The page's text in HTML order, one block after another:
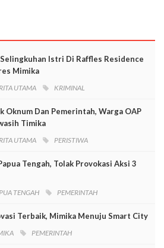
Istri Di Raffles Residence
Mimika
UTAMA KRIMINAL
Oknum Dan Pemerintah, Warga OAP
Timika
UTAMA PERISTIWA
Tengah, Tolak Provokasi Aksi 3
TENGAH PEMERINTAH
Terbaik, Mimika Menuju Smart City
PEMERINTAH